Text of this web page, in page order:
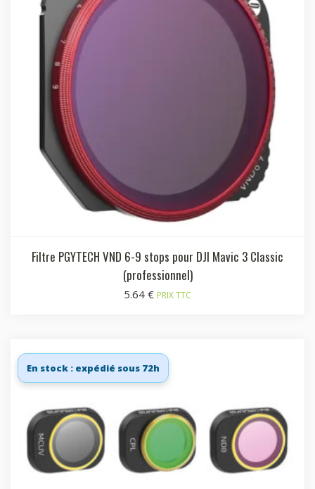
Filtre PGYTECH VND 6-9 stops pour DJI Mavic 3 Classic
(professionnel)
5.64 € PRIX TTC
En stock : expédié sous 72h